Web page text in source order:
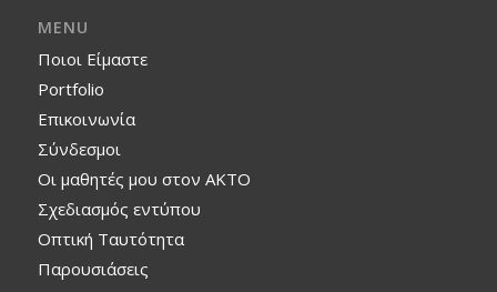
MENU
Ποιοι Είμαστε
Portfolio
Επικοινωνία
Σύνδεσμοι
Οι μαθητές μου στον ΑΚΤΟ
Σχεδιασμός εντύπου
Οπτική Ταυτότητα
Παρουσιάσεις